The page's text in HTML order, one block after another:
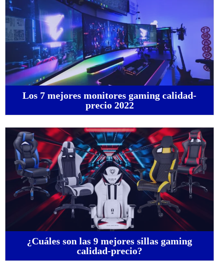
Los 7 mejores monitores gaming calidad-
precio 2022
¿Cuáles son las 9 mejores sillas gaming
calidad-precio?